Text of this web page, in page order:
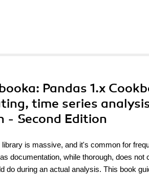
: Pandas 1.x
time series
- Second Edition
library is massive, and it's common for
documentation, while thorough, does
do during an actual analysis. This book